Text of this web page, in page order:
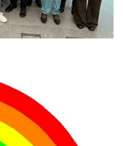
mené un projet Erasmus
centré sur l'éducation
entre la France…